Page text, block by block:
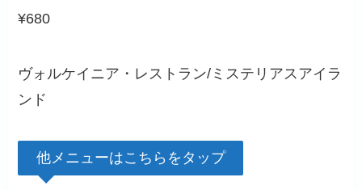
¥680
ヴォルケイニア・レストラン/ミステリアスアイラ
ンド
他メニューはこちらをタップ